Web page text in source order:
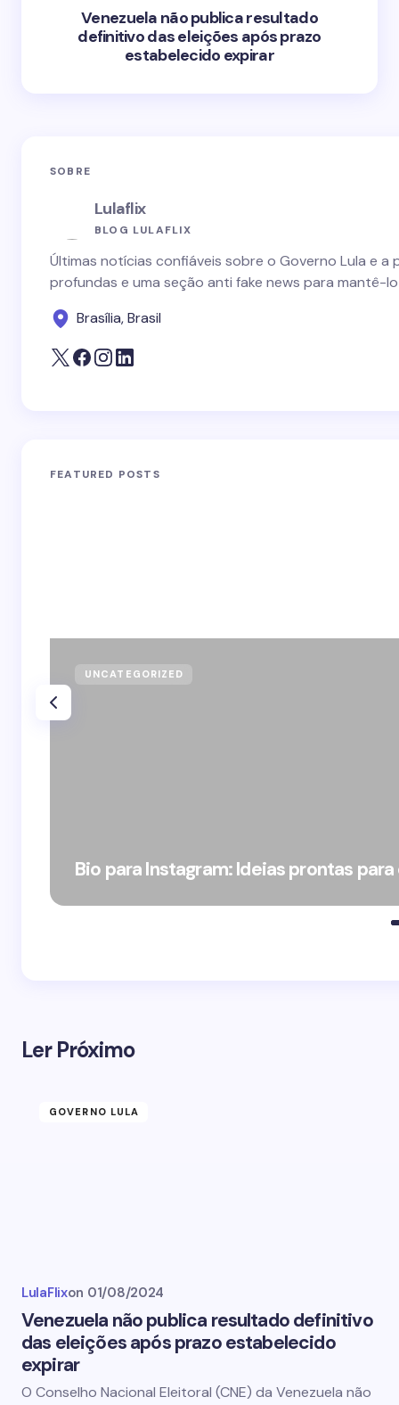
Venezuela não publica resultado
definitivo das eleições após prazo
estabelecido expirar
SOBRE
Lulaflix
BLOG LULAFLIX
Últimas notícias confiáveis sobre o Governo Lula e
profundas e uma seção anti fake news para mantê-
Brasília, Brasil
FEATURED POSTS
UNCATEGORIZED
Bio para Instagram: Ideias prontas
Ler Próximo
GOVERNO LULA
LulaFlixon 01/08/2024
Venezuela não publica resultado definitivo
das eleições após prazo estabelecido
expirar
O Conselho Nacional Eleitoral (CNE) da Venezuela não